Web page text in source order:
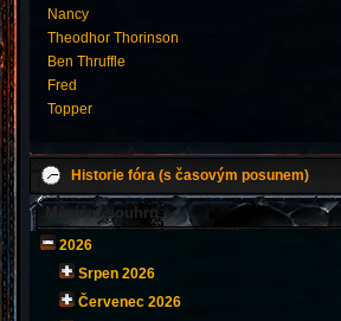
Nancy
Theodhor Thorinson
Ben Thruffle
Fred
Topper
Historie fóra (s časovým posunem)
Měsíční souhrn
2026
Srpen 2026
Červenec 2026